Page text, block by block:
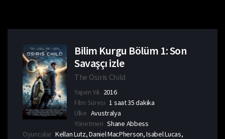
Bilim Kurgu Bölüm 1: Son
Savaşçı izle
The Osiris Child
Yapım Yılı 2016
Film Süresi 1 saat 35 dakika
Ülke Avustralya
Yönetmen Shane Abbess
Oyuncular Kellan Lutz, Daniel MacPherson, Isabel Lucas,